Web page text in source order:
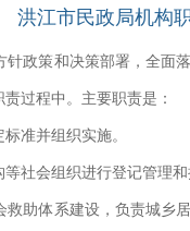
洪江市民政局机构
政策和决策部署，全面
过程中。主要职责是：
准并组织实施。
社会组织进行登记管理和
救助体系建设，负责城